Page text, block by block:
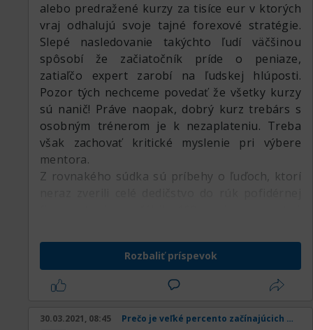
alebo predražené kurzy za tisíce eur v ktorých
vraj odhalujú svoje tajné forexové stratégie.
Slepé nasledovanie takýchto ľudí väčšinou
spôsobí že začiatočník príde o peniaze,
zatiaľčo expert zarobí na ľudskej hlúposti.
Pozor tých nechceme povedať že všetky kurzy
sú nanič! Práve naopak, dobrý kurz trebárs s
osobným trénerom je k nezaplateniu. Treba
však zachovať kritické myslenie pri výbere
mentora.
Z rovnakého súdka sú príbehy o ľuďoch, ktorí
na forexe. Zachovajte chladnú hlavu!
Rozbaliť príspevok
30.03.2021, 08:45 Prečo je veľké percento začínajúcich obchodníkov v strate